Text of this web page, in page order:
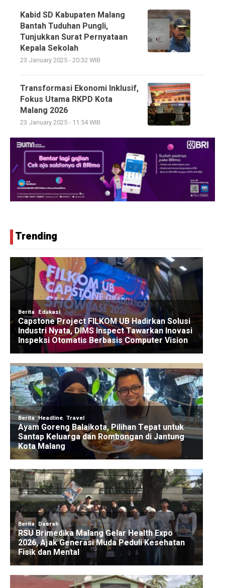
Kabid SD Kabupaten Malang
Bantah Tuduhan Pungli,
Tunjukkan Surat Pernyataan
Kepala Sekolah
23 January 2025 - 20:32 WIB
Transformasi Ekonomi Inklusif,
Fokus Utama RKPD Kota
Malang 2026
23 January 2025 - 11:54 WIB
Trending